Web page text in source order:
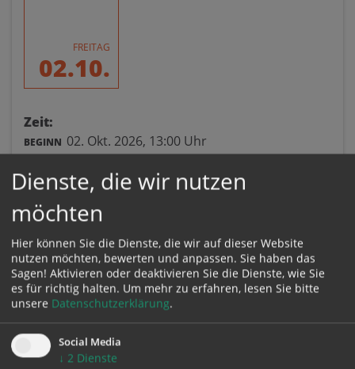
FREITAG
02.10.
Zeit:
BEGINN 02. Okt. 2026, 13:00 Uhr
Ort:
Garten Wels-Heilige Familie
Johann-Strauß-Straße 20
4600 Wels
Dienste, die wir nutzen
möchten
Hier können Sie die Dienste, die wir auf dieser Website
nutzen möchten, bewerten und anpassen. Sie haben das
Sagen! Aktivieren oder deaktivieren Sie die Dienste, wie Sie
es für richtig halten. Um mehr zu erfahren, lesen Sie bitte
unsere Datenschutzerklärung.
Social Media
↓ 2 Dienste